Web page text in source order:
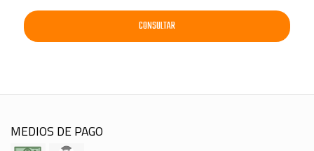
CONSULTAR
MEDIOS DE PAGO